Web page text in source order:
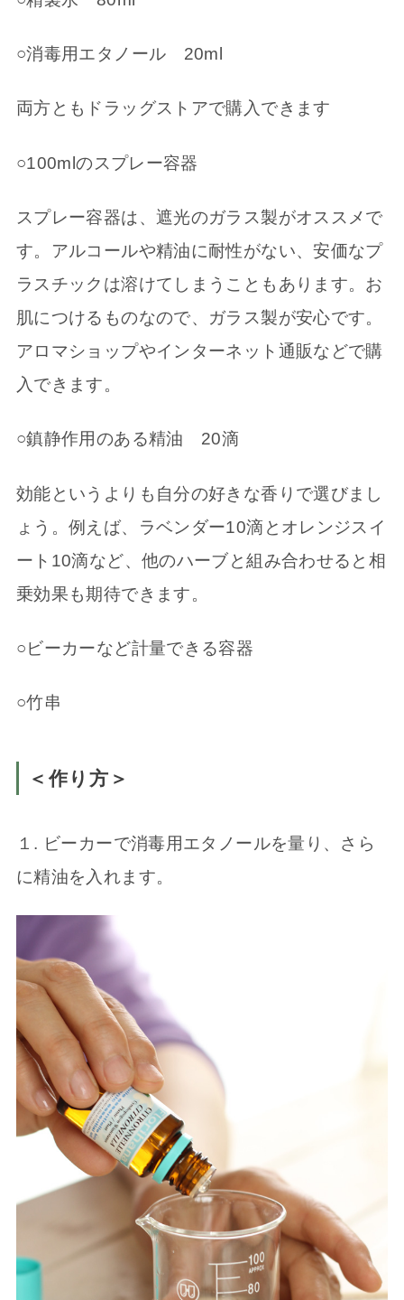
○消毒用エタノール 20ml
両方ともドラッグストアで購入できます
○100mlのスプレー容器
スプレー容器は、遮光のガラス製がオススメで
す。アルコールや精油に耐性がない、安価なプ
ラスチックは溶けてしまうこともあります。お
肌につけるものなので、ガラス製が安心です。
アロマショップやインターネット通販などで購
入できます。
○鎮静作用のある精油 20滴
効能というよりも自分の好きな香りで選びまし
ょう。例えば、ラベンダー10滴とオレンジスイ
ート10滴など、他のハーブと組み合わせると相
乗効果も期待できます。
○ビーカーなど計量できる容器
○竹串
＜作り方＞
１. ビーカーで消毒用エタノールを量り、さら
に精油を入れます。